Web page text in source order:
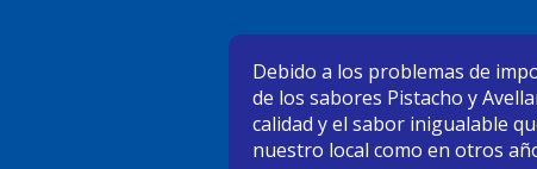
Debido a los problemas de
de los sabores Pistacho y
calidad y el sabor inigualable
nuestro local como en otros